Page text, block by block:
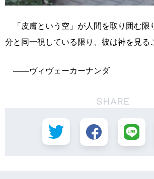
「皮膚という空」が人間を取り囲む限
分と同一視している限り、彼は神を見る
――ヴィヴェーカーナンダ
SHARE